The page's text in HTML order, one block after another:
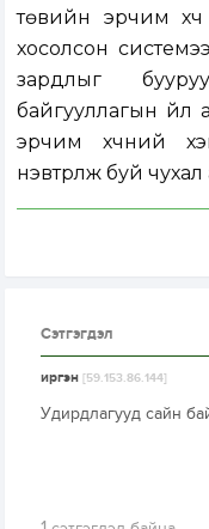
төвийн эрчим хүч
хосолсон
зардлыг
байгууллагын үйл
эрчим хүчний
нэвтрүүлж буй
Сэтгэгдэл
иргэн[59.153.86.144]
Удирдлагууд сайн